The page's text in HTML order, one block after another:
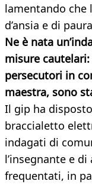
lamentando che
d’ansia e di
Ne è nata
misure
persecutori in
maestra, sono
Il gip ha
braccialetto
indagati di
l’insegnante e
frequentati, in